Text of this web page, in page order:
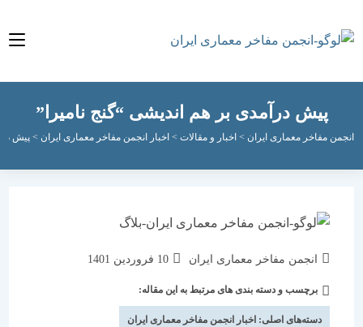
پیش درآمدی بر هم اندیشی “گنج نامیرا”
مفاخر معماری ایران > اخبار و مقالات>اخبار انجمن مفاخر معماری ایران > پیش درآمدی بر
انجمن مفاخر معماری ایران
نوشته
شده
است:
10 فروردین 1401
برچسب و دسته بندی های مرتبط به این مقاله:
دسته‌های اصلی:اخبار انجمن مفاخر معماری ایران